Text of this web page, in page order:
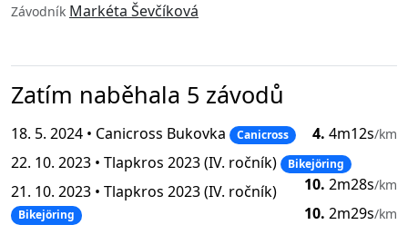
Závodník Markéta Ševčíková
Zatím naběhala 5 závodů
18. 5. 2024 • Canicross Bukovka Canicross 4. 4m12s/km
22. 10. 2023 • Tlapkros 2023 (IV. ročník) Bikejöring
10. 2m28s/km
21. 10. 2023 • Tlapkros 2023 (IV. ročník)
Bikejöring 10. 2m29s/km